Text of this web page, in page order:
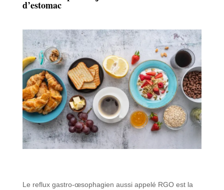
d’estomac
Le reflux gastro-œsophagien aussi appelé RGO est la